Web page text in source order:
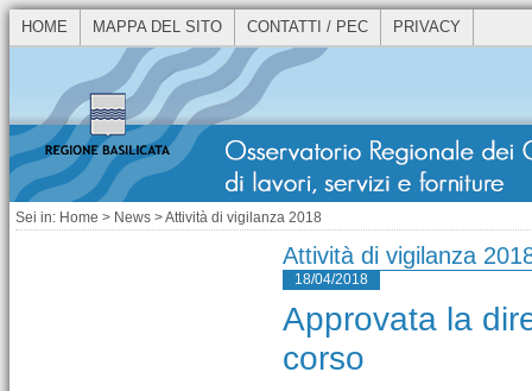
HOME MAPPA DEL SITO CONTATTI / PEC PRIVACY
Sei in: Home > News > Attività di vigilanza 2018
Attività di vigilanza
18/04/2018
Approvata la
corso